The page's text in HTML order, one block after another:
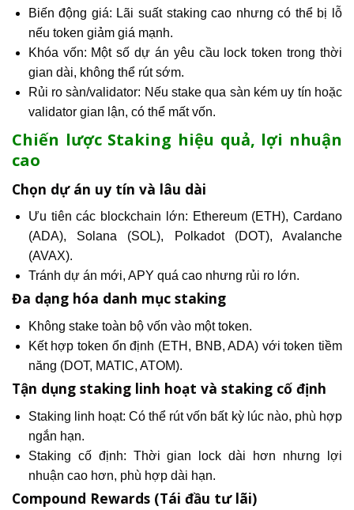
Biến động giá: Lãi suất staking cao nhưng có thể bị lỗ
nếu token giảm giá mạnh.
Khóa vốn: Một số dự án yêu cầu lock token trong thời
gian dài, không thể rút sớm.
Rủi ro sàn/validator: Nếu stake qua sàn kém uy tín hoặc
validator gian lận, có thể mất vốn.
Chiến lược Staking hiệu quả, lợi nhuận
cao
Chọn dự án uy tín và lâu dài
Ưu tiên các blockchain lớn: Ethereum (ETH), Cardano
(ADA), Solana (SOL), Polkadot (DOT), Avalanche
(AVAX).
Tránh dự án mới, APY quá cao nhưng rủi ro lớn.
Đa dạng hóa danh mục staking
Không stake toàn bộ vốn vào một token.
Kết hợp token ổn định (ETH, BNB, ADA) với token tiềm
năng (DOT, MATIC, ATOM).
Tận dụng staking linh hoạt và staking cố định
Staking linh hoạt: Có thể rút vốn bất kỳ lúc nào, phù hợp
ngắn hạn.
Staking cố định: Thời gian lock dài hơn nhưng lợi
nhuận cao hơn, phù hợp dài hạn.
Compound Rewards (Tái đầu tư lãi)